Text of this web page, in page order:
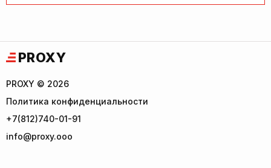
PROXY
PROXY © 2026
Политика конфиденциальности
+7(812)740-01-91
info@proxy.ooo